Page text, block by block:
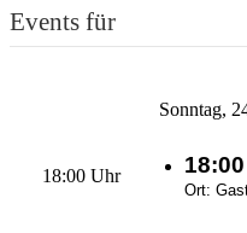
Events für
Sonntag,
18:00 Uhr
Ort: